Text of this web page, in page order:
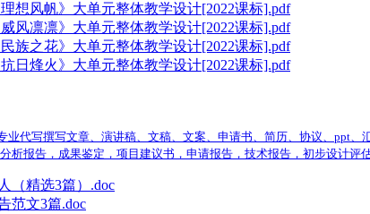
想风帆》大单元整体教学设计[2022课标].pdf
风凛凛》大单元整体教学设计[2022课标].pdf
族之花》大单元整体教学设计[2022课标].pdf
日烽火》大单元整体教学设计[2022课标].pdf
业代写撰写文章、演讲稿、文稿、文案、申请书、简历、协议、ppt
析报告，成果鉴定，项目建议书，申请报告，技术报告，初步设计
（精选3篇）.doc
范文3篇.doc